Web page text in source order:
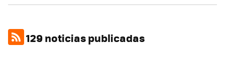
129 noticias publicadas